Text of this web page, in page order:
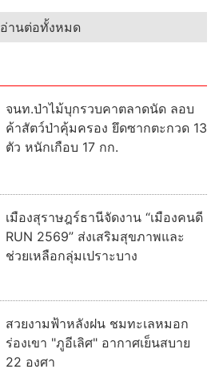
อ่านต่อทั้งหมด
จนท.ป่าไม้บุกรวบคาตลาดนัด ลอบ
ค้าสัตว์ป่าคุ้มครอง ยึดซากตะกวด 13
ตัว หนักเกือบ 17 กก.
เมืองสุราษฎร์ธานีจัดงาน “เมืองคนดี
RUN 2569” ส่งเสริมสุขภาพและ
ช่วยเหลือกลุ่มเปราะบาง
สวยงามฟ้าหลังฝน ชมทะเลหมอก
ร่องเขา "ภูอีเลิศ" อากาศเย็นสบาย
22 องศา